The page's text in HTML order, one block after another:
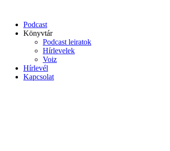
Podcast
Könyvtár
Podcast leiratok
Hírlevelek
Voiz
Hírlevél
Kapcsolat